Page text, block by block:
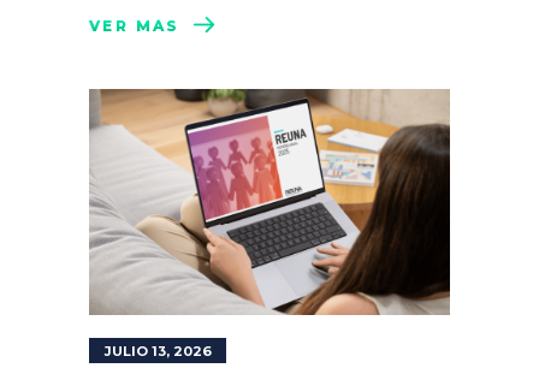
VER MÁS
JULIO 13, 2026